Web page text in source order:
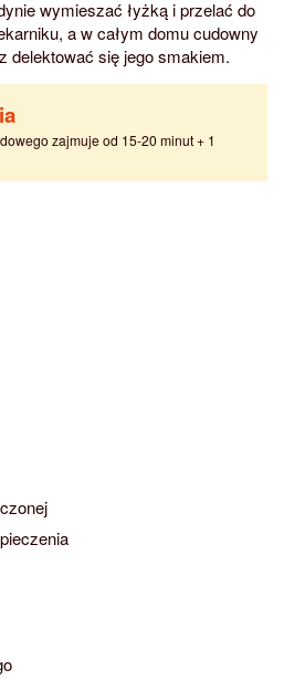
wymieszać łyżką i przelać do
a w całym domu cudowny
delektować się jego smakiem.
zajmuje od 15-20 minut + 1